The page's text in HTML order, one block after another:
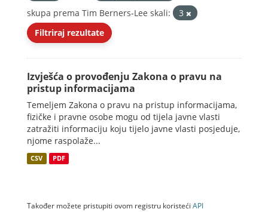
skupa prema Tim Berners-Lee skali:
3
Filtriraj rezultate
Izvješća o provođenju Zakona o pravu na
pristup informacijama
Temeljem Zakona o pravu na pristup informacijama,
fizičke i pravne osobe mogu od tijela javne vlasti
zatražiti informaciju koju tijelo javne vlasti posjeduje,
njome raspolaže...
CSV PDF
Također možete pristupiti ovom registru koristeći API